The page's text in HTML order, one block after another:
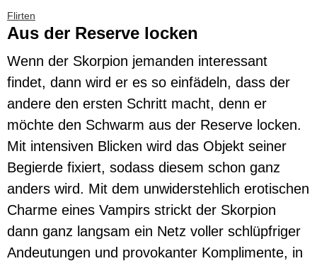
Flirten
Aus der Reserve locken
Wenn der Skorpion jemanden interessant
findet, dann wird er es so einfädeln, dass der
andere den ersten Schritt macht, denn er
möchte den Schwarm aus der Reserve locken.
Mit intensiven Blicken wird das Objekt seiner
Begierde fixiert, sodass diesem schon ganz
anders wird. Mit dem unwiderstehlich erotischen
Charme eines Vampirs strickt der Skorpion
dann ganz langsam ein Netz voller schlüpfriger
Andeutungen und provokanter Komplimente, in